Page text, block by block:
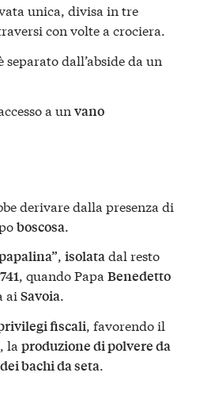
unica, divisa in tre
con volte a crociera.
separato dall’abside da un
a un vano
derivare dalla presenza di
boscosa.
, isolatadal resto
, quando Papa Benedetto
ai Savoia.
fiscali, favorendo il
, la produzione di polvere da
bachi da seta.